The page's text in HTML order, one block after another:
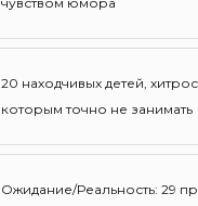
20 находчивых детей,
которым точно не занимать
Ожидание/Реальность: 29